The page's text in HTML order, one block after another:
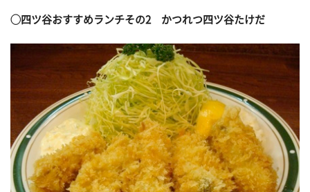
◯ 四ツ谷おすすめランチその2 かつれつ四ツ谷たけだ